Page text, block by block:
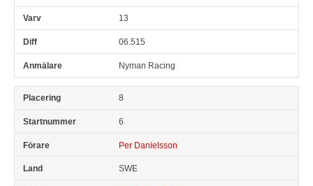
13
06.515
Nyman Racing
8
6
Per Danielsson
SWE